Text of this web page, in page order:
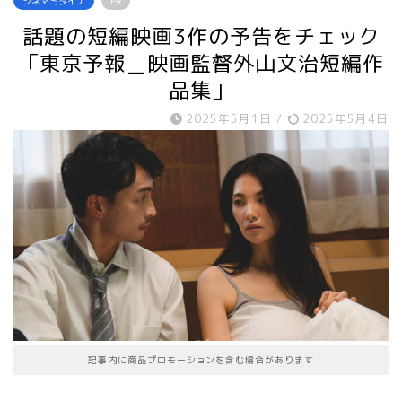
話題の短編映画3作の予告をチェック
「東京予報＿映画監督外山文治短編作
品集」
2025年5月1日 / 2025年5月4日
記事内に商品プロモーションを含む場合があります